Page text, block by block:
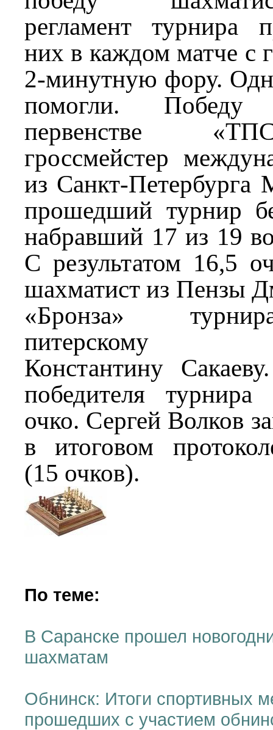
регламент турнира
них в каждом матче с
2-минутную фору.
помогли.
первенстве
гроссмейстер
из Санкт-Петербурга
прошедший турнир
набравший 17 из 19
С результатом 16,5
шахматист из Пензы
«Бронза»
питерскому
Константину
победителя
очко. Сергей Волков
в итоговом
(15 очков).
По теме:
В Саранске прошел
шахматам
Обнинск: Итоги спортивных
прошедших с участием